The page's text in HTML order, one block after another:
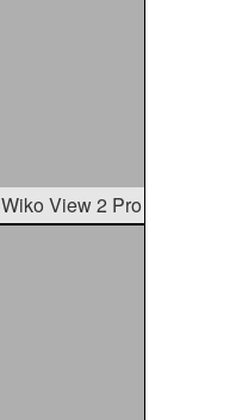
Wiko View 2 Pro